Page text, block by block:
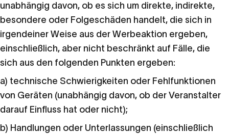
unabhängig davon, ob es sich um direkte, indirekte,
besondere oder Folgeschäden handelt, die sich in
irgendeiner Weise aus der Werbeaktion ergeben,
einschließlich, aber nicht beschränkt auf Fälle, die
sich aus den folgenden Punkten ergeben:
a) technische Schwierigkeiten oder Fehlfunktionen
von Geräten (unabhängig davon, ob der Veranstalter
darauf Einfluss hat oder nicht);
b) Handlungen oder Unterlassungen (einschließlich